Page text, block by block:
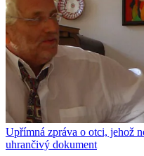
Upřímná zpráva o otci, jehož
uhrančivý dokument